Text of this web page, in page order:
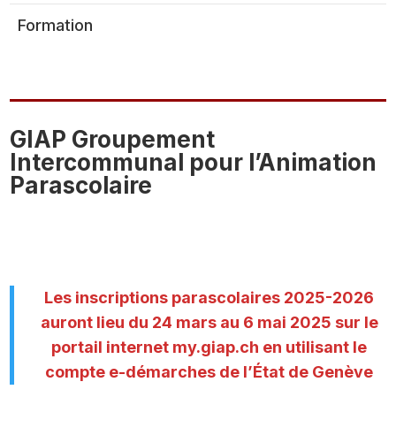
Formation
GIAP Groupement
Intercommunal pour l’Animation
Parascolaire
Les inscriptions parascolaires 2025-2026
auront lieu du 24 mars au 6 mai 2025 sur le
portail internet my.giap.ch en utilisant le
compte e-démarches de l’État de Genève